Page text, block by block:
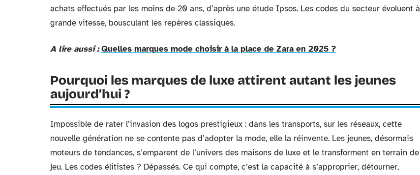
achats effectués par les moins de 20 ans, d’après une étude Ipsos. Les codes du secteur évoluent à
grande vitesse, bousculant les repères classiques.
A lire aussi : Quelles marques mode choisir à la place de Zara en 2025 ?
Pourquoi les marques de luxe attirent autant les jeunes
aujourd’hui ?
Impossible de rater l’invasion des logos prestigieux : dans les transports, sur les réseaux, cette
nouvelle génération ne se contente pas d’adopter la mode, elle la réinvente. Les jeunes, désormais
moteurs de tendances, s’emparent de l’univers des maisons de luxe et le transforment en terrain de
jeu. Les codes élitistes ? Dépassés. Ce qui compte, c’est la capacité à s’approprier, détourner,